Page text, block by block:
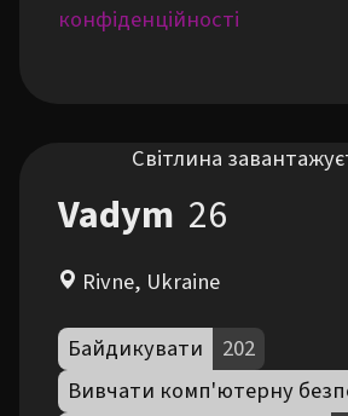
конфіденційності
Світлина
Vadym 26
Rivne, Ukraine
Байдикувати
202
Вивчати комп'ютерну